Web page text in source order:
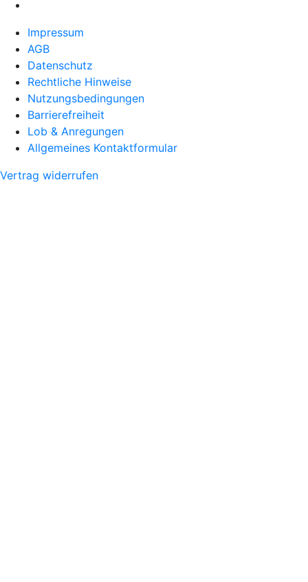
Impressum
AGB
Datenschutz
Rechtliche Hinweise
Nutzungsbedingungen
Barrierefreiheit
Lob & Anregungen
Allgemeines Kontaktformular
Vertrag widerrufen